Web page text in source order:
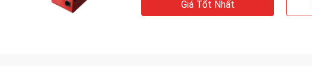
Giá Tốt Nhất